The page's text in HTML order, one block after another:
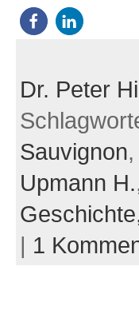
Dr. Peter
Sauvignon,
Upmann H.
| 1